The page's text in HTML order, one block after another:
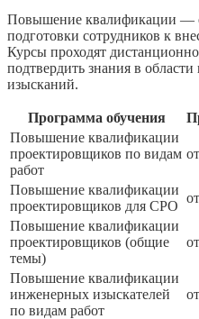
Повышение квалификации —
подготовки сотрудников к
Курсы проходят
подтвердить знания в
изысканий.
Программа обучения
Повышение квалификации
проектировщиков по видам
работ
Повышение квалификации
проектировщиков для СРО
Повышение квалификации
проектировщиков (общие
темы)
Повышение квалификации
инженерных изыскателей
по видам работ